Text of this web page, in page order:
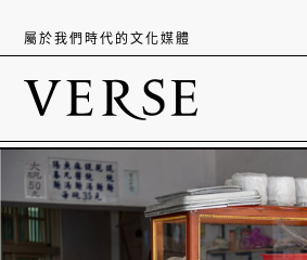
屬於我們時代的文化媒體